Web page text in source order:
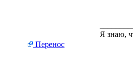
Я знаю,
Перенос